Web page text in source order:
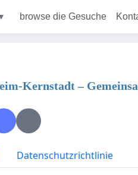
browse die Gesuche
Kernstadt –
Datenschutzrichtlinie